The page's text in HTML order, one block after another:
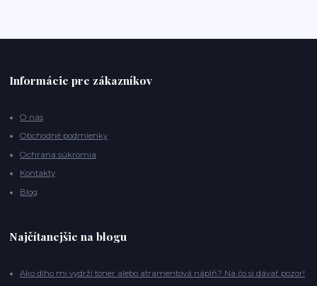
Informácie pre zákazníkov
O nás
Obchodné podmienky
Ochrana súkromia
Kontakty
Blog
Najčítanejšie na blogu
Ako dlho mi vydrží toner alebo atramentová náplň? Na čo si dávať pozor!